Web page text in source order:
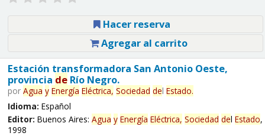
Hacer reserva
Agregar al carrito
Estación transformadora San Antonio Oeste,
provincia deRío Negro.
por Agua y Energía Eléctrica, Sociedad del Estado.
Idioma: Español
Editor: Buenos Aires: Agua y Energía Eléctrica, Sociedad del Estado,
1998